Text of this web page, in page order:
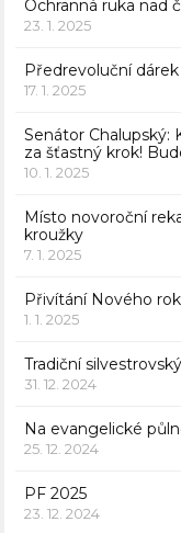
Ochranná ruka nad
23. 1. 2025
Předrevoluční
17. 1. 2025
Senátor Chalupský:
za šťastný krok!
10. 1. 2025
Místo novoroční
kroužky
7. 1. 2025
Přivítání Nového
1. 1. 2025
Tradiční
31. 12. 2024
Na evangelické
25. 12. 2024
PF 2025
23. 12. 2024